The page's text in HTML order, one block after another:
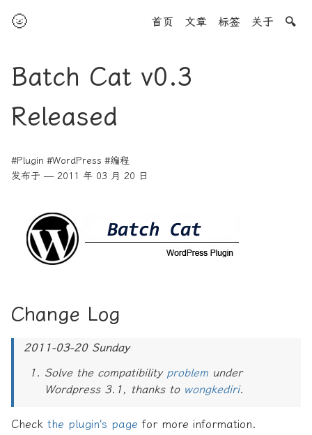
🌝 首页 文章 标签 关于 🔍
Batch Cat v0.3
Released
#Plugin #WordPress #编程
发布于 — 2011 年 03 月 20 日
Change Log
2011-03-20 Sunday
Solve the compatibility problemunder
Wordpress 3.1, thanks to wongkediri.
Check the plugin’s page for more information.